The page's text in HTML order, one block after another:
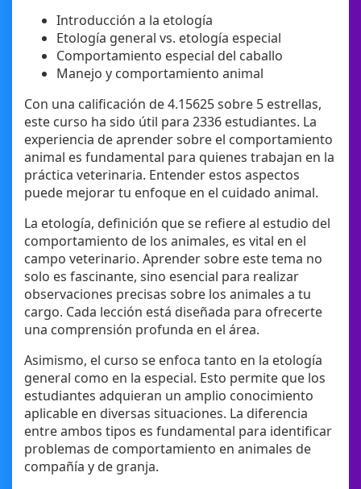
Introducción a la etología
Etología general vs. etología especial
Comportamiento especial del caballo
Manejo y comportamiento animal
Con una calificación de 4.15625 sobre 5 estrellas,
este curso ha sido útil para 2336 estudiantes. La
experiencia de aprender sobre el comportamiento
animal es fundamental para quienes trabajan en la
práctica veterinaria. Entender estos aspectos
puede mejorar tu enfoque en el cuidado animal.
La etología, definición que se refiere al estudio del
comportamiento de los animales, es vital en el
campo veterinario. Aprender sobre este tema no
solo es fascinante, sino esencial para realizar
observaciones precisas sobre los animales a tu
cargo. Cada lección está diseñada para ofrecerte
una comprensión profunda en el área.
Asimismo, el curso se enfoca tanto en la etología
general como en la especial. Esto permite que los
estudiantes adquieran un amplio conocimiento
aplicable en diversas situaciones. La diferencia
entre ambos tipos es fundamental para identificar
problemas de comportamiento en animales de
compañía y de granja.